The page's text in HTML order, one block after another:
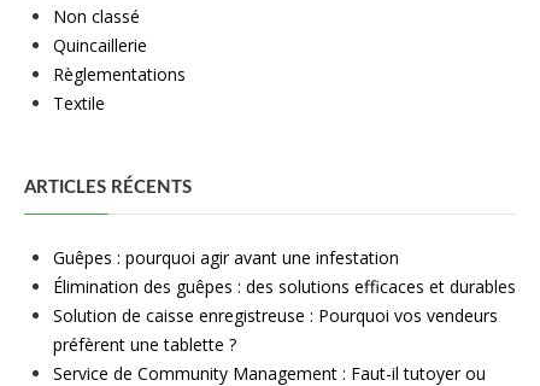
Non classé
Quincaillerie
Règlementations
Textile
ARTICLES RÉCENTS
Guêpes : pourquoi agir avant une infestation
Élimination des guêpes : des solutions efficaces et durables
Solution de caisse enregistreuse : Pourquoi vos vendeurs
préfèrent une tablette ?
Service de Community Management : Faut-il tutoyer ou